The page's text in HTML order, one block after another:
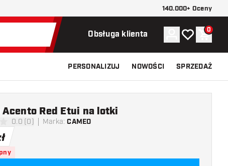
140.000+ Oceny
Obsługa klienta Konto
Moja listaKoszyk
0
PERSONALIZUJ NOWOŚCI SPRZEDAŻ
oceny
0.0 (0) Marka: CAMEO
Acento Red Etui na lotki